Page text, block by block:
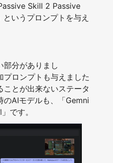
Skill 2 Passive
いうプロンプトを与え
部分がありまし
プロンプトも与えました
ことが出来ないステータ
のAIモデルも、「Gemni
です。